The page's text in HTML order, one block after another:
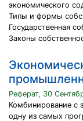
экономического
Типы и формы
Государственная
Законы
Реферат, 30
Комбинирование с
одну из самых